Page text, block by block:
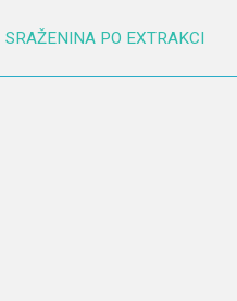
SRAŽENINA PO EXTRAKCI